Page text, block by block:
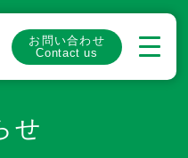
お問い合わせ
Contact us
せ